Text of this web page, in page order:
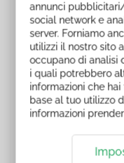
"Resilienza"
"Come
ELSK_PL037
"Come
corso
"Resistere allo
"Stress Lavoro
annunci
social network e
server. Forniamo
utilizzi il nostro sito
occupano di analisi
i quali potrebbero
informazioni che
base al tuo utilizzo
informazioni